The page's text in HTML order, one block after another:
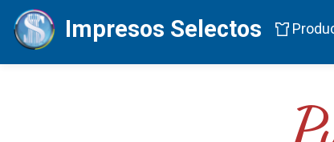
Impresos Selectos